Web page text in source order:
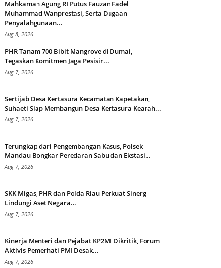
Mahkamah Agung RI Putus Fauzan Fadel
Muhammad Wanprestasi, Serta Dugaan
Penyalahgunaan...
Aug 8, 2026
PHR Tanam 700 Bibit Mangrove di Dumai,
Tegaskan Komitmen Jaga Pesisir...
Aug 7, 2026
Sertijab Desa Kertasura Kecamatan Kapetakan,
Suhaeti Siap Membangun Desa Kertasura Kearah...
Aug 7, 2026
Terungkap dari Pengembangan Kasus, Polsek
Mandau Bongkar Peredaran Sabu dan Ekstasi...
Aug 7, 2026
SKK Migas, PHR dan Polda Riau Perkuat Sinergi
Lindungi Aset Negara...
Aug 7, 2026
Kinerja Menteri dan Pejabat KP2MI Dikritik, Forum
Aktivis Pemerhati PMI Desak...
Aug 7, 2026